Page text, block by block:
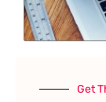
Get